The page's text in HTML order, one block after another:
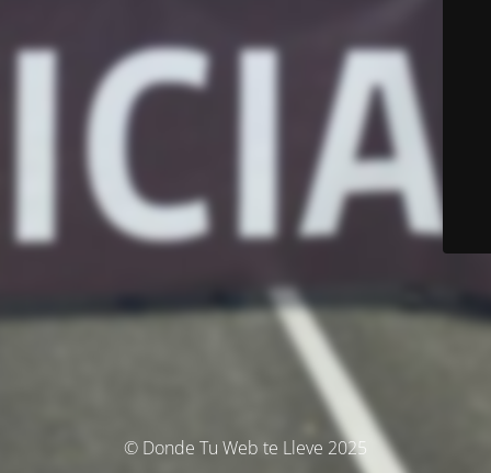
© Donde Tu Web te Lleve 2025